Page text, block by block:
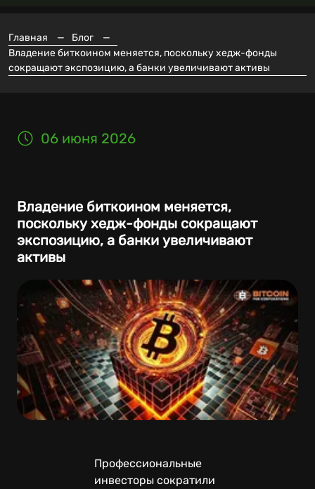
Главная — Блог
—
Владение биткоином меняется, поскольку хедж-фонды
сокращают экспозицию, а банки увеличивают активы
06 июня 2026
Владение биткоином меняется,
поскольку хедж-фонды сокращают
экспозицию, а банки увеличивают
активы
Профессиональные
инвесторы сократили